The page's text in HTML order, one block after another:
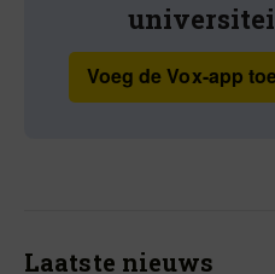
Voeg de Vox-app
Laatste nieuws